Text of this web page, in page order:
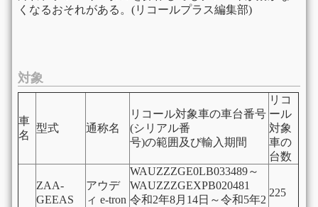
くなるおそれがある。(リコールプラス編集部)
対象
車
名
型式 通称名
リコール対象車の車台番号
(シリアル番
号)の範囲及び輸入期間
リコ
ール
対象
車の
台数
ZAA-
GEEAS
アウデ
ィ e-tron
WAUZZZGE0LB033489～
WAUZZZGEXPB020481
令和2年8月14日～令和5年2
225